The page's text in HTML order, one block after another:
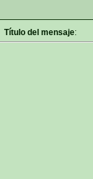
Título del mensaje: